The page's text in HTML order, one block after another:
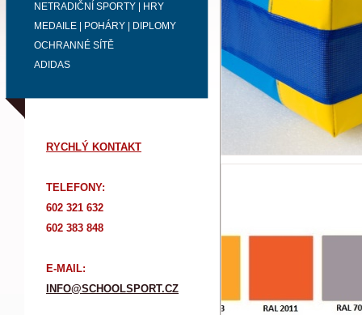
NETRADIČNÍ SPORTY | HRY
MEDAILE | POHÁRY | DIPLOMY
OCHRANNÉ SÍTĚ
ADIDAS
RYCHLÝ KONTAKT
TELEFONY:
602 321 632
602 383 848
E-MAIL:
INFO@SCHOOLSPORT.CZ